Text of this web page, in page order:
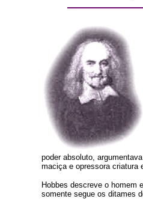
poder absoluto,
maciça e opressora criatura
Hobbes descreve o homem
somente segue os ditames